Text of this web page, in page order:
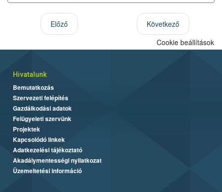
Előző
Következő
Cookie beállítások
Hivatalunk
Bemutatkozás
Szervezeti felépítés
Gazdálkodási adatok
Felügyeleti szervünk
Projektek
Kapcsolódó linkek
Adatkezelési tájékoztató
Akadálymentességi nyilatkozat
Üzemeltetési információ